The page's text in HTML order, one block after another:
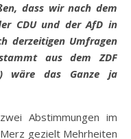
dass wir nach dem
CDU und der AfD in
derzeitigen Umfragen
aus dem ZDF
wäre das Ganze ja
Abstimmungen im
gezielt Mehrheiten